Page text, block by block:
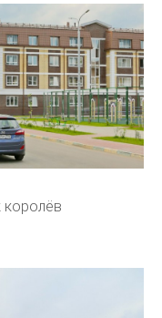
королёв